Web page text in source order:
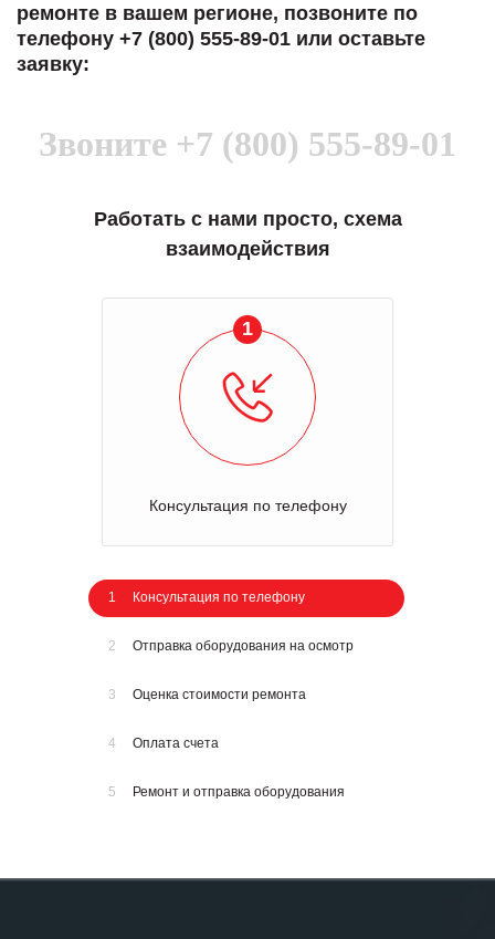
ремонте в вашем регионе, позвоните по
телефону +7 (800) 555-89-01 или оставьте
заявку:
Звоните +7 (800) 555-89-01
Работать с нами просто, схема
взаимодействия
1
Консультация по телефону
1 Консультация по телефону
2 Отправка оборудования на осмотр
3 Оценка стоимости ремонта
4 Оплата счета
5 Ремонт и отправка оборудования